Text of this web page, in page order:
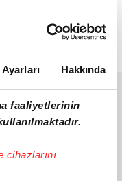
Hakkında
faaliyetlerinin
cihazlarını